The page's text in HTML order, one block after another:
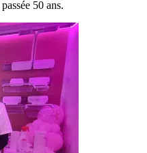
passée 50 ans.